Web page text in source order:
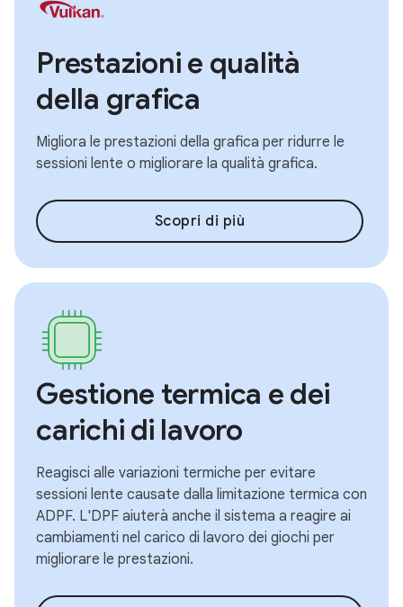
Prestazioni e qualità
della grafica
Migliora le prestazioni della grafica per ridurre le
sessioni lente o migliorare la qualità grafica.
Scopri di più
Gestione termica e dei
carichi di lavoro
Reagisci alle variazioni termiche per evitare
sessioni lente causate dalla limitazione termica con
ADPF. L'DPF aiuterà anche il sistema a reagire ai
cambiamenti nel carico di lavoro dei giochi per
migliorare le prestazioni.